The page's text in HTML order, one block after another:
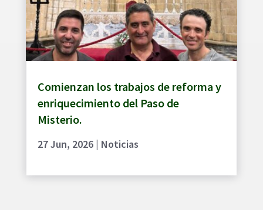
Comienzan los trabajos de reforma y
enriquecimiento del Paso de
Misterio.
27 Jun, 2026| Noticias